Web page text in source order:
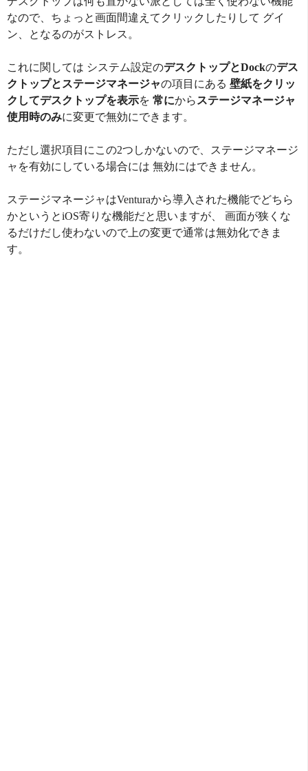
なので、ちょっと画面間違えてクリックしたりして グイ
ン、となるのがストレス。
これに関しては システム設定のデスクトップとDockのデス
クトップとステージマネージャの項目にある 壁紙をクリッ
クしてデスクトップを表示を 常にから ステージマネージャ
使用時のみに変更で無効にできます。
ただし選択項目にこの2つしかないので、ステージマネージ
ャを有効にしている場合には 無効にはできません。
ステージマネージャはVenturaから導入された機能でどちら
かというとiOS寄りな機能だと思いますが、 画面が狭くな
るだけだし使わないので上の変更で通常は無効化できま
す。